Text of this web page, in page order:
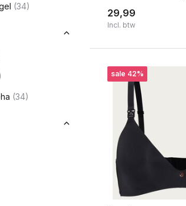
(34)
(34)
29,99
Incl. btw
sale 42%